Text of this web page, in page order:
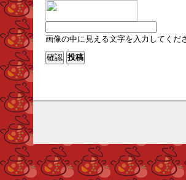
画像の中に見える文字を入力してくだ